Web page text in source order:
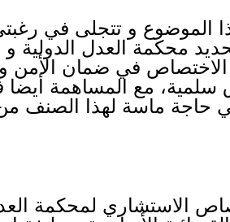
الموضوع و تتجلى في
محكمة العدل
الاختصاص في ضمان الأمن و
مع المساهمة أيضا
حاجة ماسة لهذا الصنف
الاستشاري لمحكمة